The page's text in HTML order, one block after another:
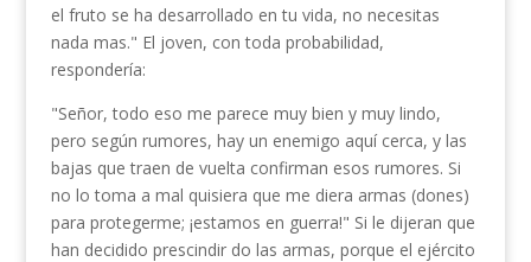
el fruto se ha desarrollado en tu vida, no nece­sitas
nada mas." El joven, con toda probabilidad,
respondería:
"Señor, todo eso me parece muy bien y muy lindo,
pero según rumores, hay un enemigo aquí cerca, y las
bajas que traen de vuelta confirman esos rumores. Si
no lo toma a mal quisiera que me diera armas (dones)
para protegerme; ¡estamos en guerra!" Si le dijeran que
han decidido prescindir do las armas, por­que el ejército